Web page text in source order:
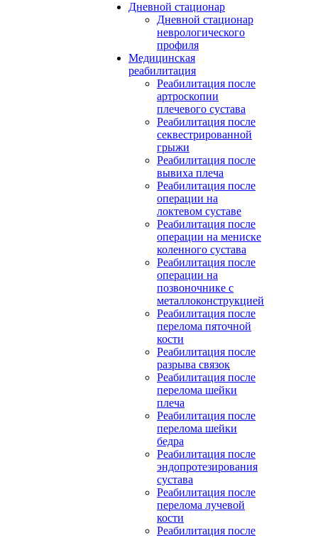
Дневной стационар
Дневной стационар
неврологического
профиля
Медицинская
реабилитация
Реабилитация после
артроскопии
плечевого сустава
Реабилитация после
секвестрированной
грыжи
Реабилитация после
вывиха плеча
Реабилитация после
операции на
локтевом суставе
Реабилитация после
операции на мениске
коленного сустава
Реабилитация после
операции на
позвоночнике с
металлоконструкцией
Реабилитация после
перелома пяточной
кости
Реабилитация после
разрыва связок
Реабилитация после
перелома шейки
плеча
Реабилитация после
перелома шейки
бедра
Реабилитация после
эндопротезирования
сустава
Реабилитация после
перелома лучевой
кости
Реабилитация после